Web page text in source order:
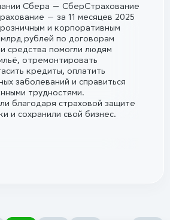
Сбера — СберСтрахование
— за 11 месяцев 2025
и корпоративным
рублей по договорам
средства помогли людям
отремонтировать
кредиты, оплатить
заболеваний и справиться
трудностями.
благодаря страховой защите
и сохранили свой бизнес.